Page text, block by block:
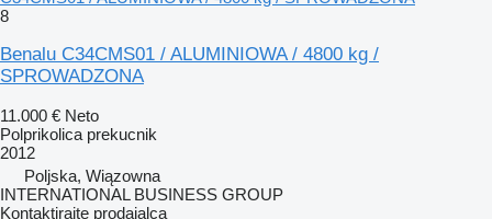
8
Benalu C34CMS01 / ALUMINIOWA / 4800 kg /
SPROWADZONA
11.000 € Neto
Polprikolica prekucnik
2012
Poljska, Wiązowna
INTERNATIONAL BUSINESS GROUP
Kontaktirajte prodajalca